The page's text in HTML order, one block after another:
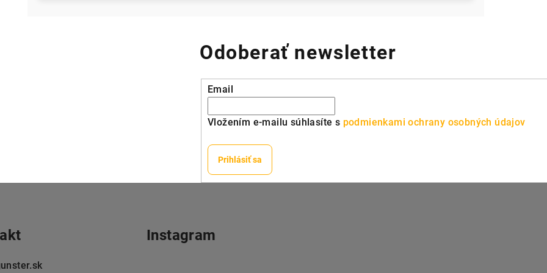
Odoberať newsletter
Email
Vložením e-mailu súhlasíte s podmienkami ochrany osobných údajov
Prihlásiť sa
Instagram